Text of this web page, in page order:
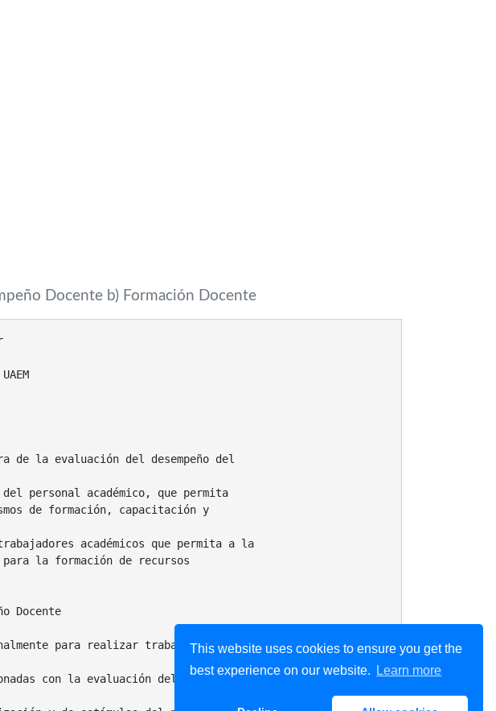
This website uses cookies to ensure you get the
best experience on our website.
Learn more
Docente b) Formación Docente
de la evaluación del desempeño del
personal académico, que permita
de formación, capacitación y
académicos que permita a la
para la formación de recursos
Docente
para realizar trabajos orientados de planeación,
con la evaluación del desempeño del personal